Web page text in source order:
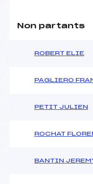
Non partants
ROBERT ELIE
PAGLIERO
PETIT JULIEN
ROCHAT
BANTIN